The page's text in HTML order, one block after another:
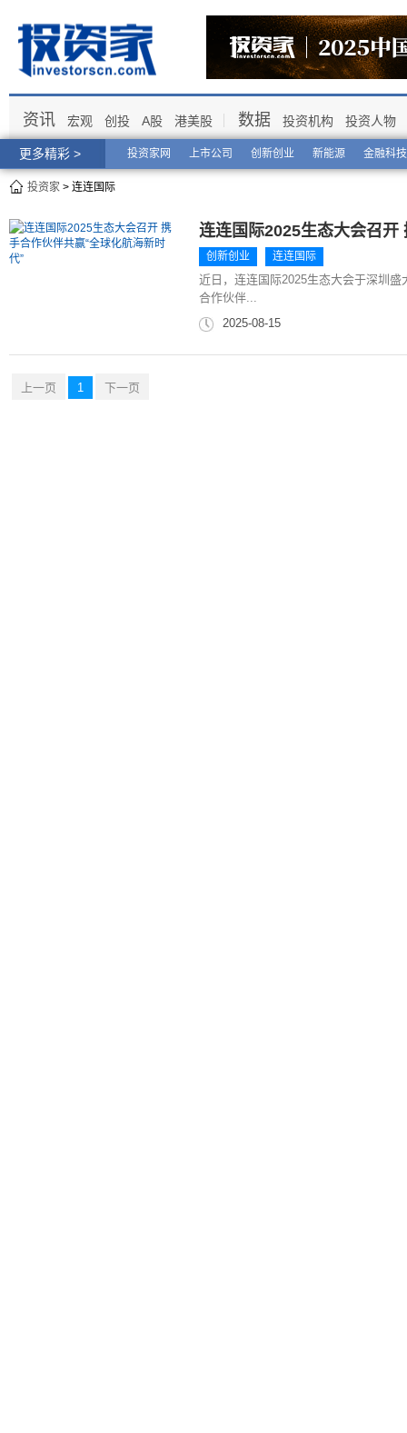
更多精彩 > 投资家网 上市公司 创新创业 新能源 金融科技
资讯 宏观 创投 A股 港美股 数据 投资机构 投资人物
投资家 > 连连国际
连连国际2025生态大会召开
创新创业 连连国际
近日，连连国际2025生态大会于深圳
合作伙伴...
2025-08-15
上一页 1 下一页